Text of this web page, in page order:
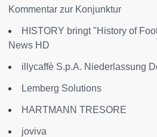
Kommentar zur Konjunktur
HISTORY bringt "History of
News HD
illycaffè S.p.A. Niederlassung
Lemberg Solutions
HARTMANN TRESORE
joviva